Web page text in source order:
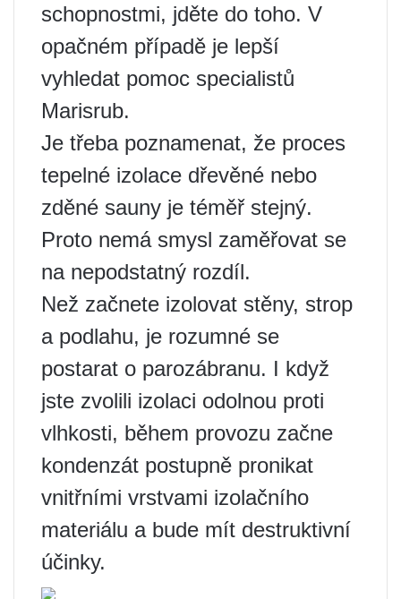
schopnostmi, jděte do toho. V
opačném případě je lepší
vyhledat pomoc specialistů
Marisrub.
Je třeba poznamenat, že proces
tepelné izolace dřevěné nebo
zděné sauny je téměř stejný.
Proto nemá smysl zaměřovat se
na nepodstatný rozdíl.
Než začnete izolovat stěny, strop
a podlahu, je rozumné se
postarat o parozábranu. I když
jste zvolili izolaci odolnou proti
vlhkosti, během provozu začne
kondenzát postupně pronikat
vnitřními vrstvami izolačního
materiálu a bude mít destruktivní
účinky.